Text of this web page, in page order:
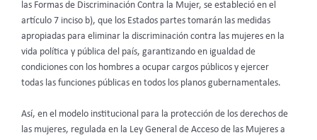
las Formas de Discriminación Contra la Mujer, se estableció en el
artículo 7 inciso b), que los Estados partes tomarán las medidas
apropiadas para eliminar la discriminación contra las mujeres en la
vida política y pública del país, garantizando en igualdad de
condiciones con los hombres a ocupar cargos públicos y ejercer
todas las funciones públicas en todos los planos gubernamentales.
Así, en el modelo institucional para la protección de los derechos de
las mujeres, regulada en la Ley General de Acceso de las Mujeres a